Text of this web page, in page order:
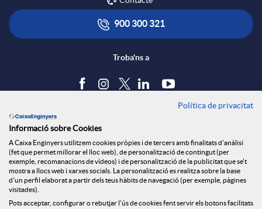
900 300 321
Troba'ns a
Política de cookies
Avís legal
Seguretat Online
Canal denúncies
Política de privacitat
Informació sobre Cookies
A Caixa Enginyers utilitzem cookies pròpies i de tercers amb finalitats d'anàlisi
(fet que permet millorar el lloc web), de personalització de contingut (per
exemple, recomanacions de vídeos) i de personalització de la publicitat que se't
mostra a llocs web i xarxes socials. La personalització es realitza sobre la base
d'un perfil elaborat a partir dels teus hàbits de navegació (per exemple, pàgines
visitades).
Pots acceptar, configurar o rebutjar l'ús de cookies fent servir els botons facilitats